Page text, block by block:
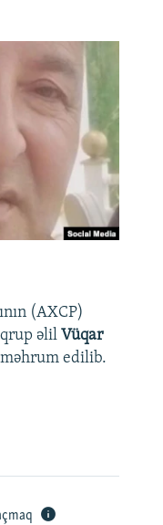
(AXCP)
əlil Vüqar
edilib.